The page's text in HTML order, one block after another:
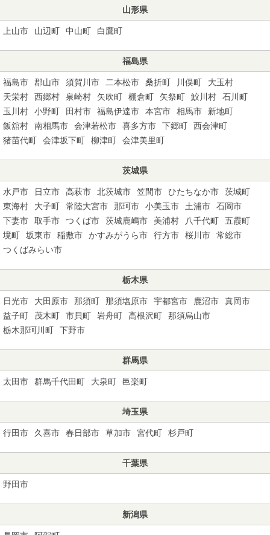
山形県
上山市 山辺町 中山町 白鷹町
福島県
福島市 郡山市 須賀川市 二本松市 桑折町 川俣町
大玉村
天栄村
西郷村 泉崎村 矢吹町 棚倉町 矢祭町 鮫川村
石川町
玉川村
小野町 田村市 福島伊達市 本宮市 相馬市
新地町
飯舘村
南相馬市 会津若松市 喜多方市 下郷町
西会津町
猪苗代町
会津坂下町 柳津町 会津美里町
茨城県
水戸市 日立市 高萩市 北茨城市 笠間市 ひたちなか市
茨城町
東海村
大子町 常陸大宮市 那珂市 小美玉市 土浦市
石岡市
下妻市
取手市 つくば市 茨城鹿嶋市 美浦村 八千代町
五霞町
境町
坂東市 稲敷市 かすみがうら市 行方市 桜川市
常総市
つくばみらい市
栃木県
日光市 大田原市 那須町 那須塩原市 宇都宮市 鹿沼市
真岡市
益子町
茂木町 市貝町 岩舟町 高根沢町
那須烏山市
栃木那珂川町
下野市
群馬県
太田市 群馬千代田町 大泉町 邑楽町
埼玉県
行田市 久喜市 春日部市 草加市 宮代町 杉戸町
千葉県
野田市
新潟県